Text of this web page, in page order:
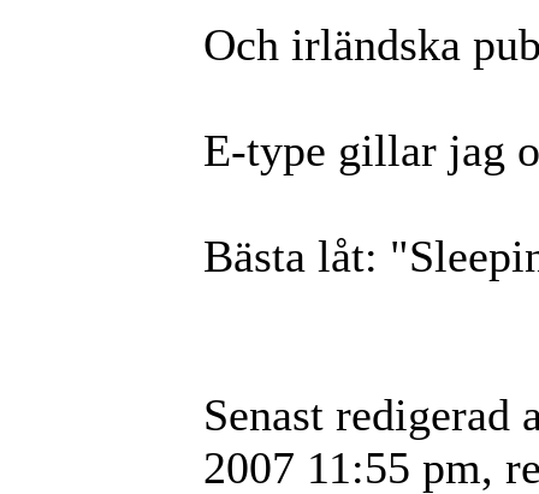
Och irländska
E-type gillar jag
Bästa låt:
Senast redigerad
2007 11:55 pm,